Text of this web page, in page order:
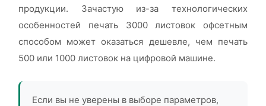
продукции. Зачастую из-за технологических
особенностей печать 3000 листовок офсетным
способом может оказаться дешевле, чем печать
500 или 1000 листовок на цифровой машине.
Если вы не уверены в выборе параметров,